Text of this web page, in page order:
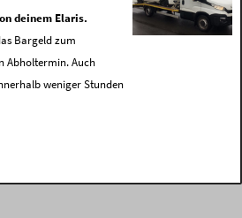
deinem Elaris.
Bargeld zum
Abholtermin. Auch
weniger Stunden